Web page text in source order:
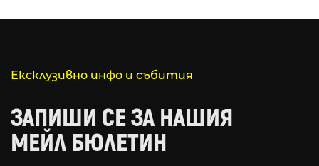
Ексклузивно инфо и събития
ЗАПИШИ СЕ ЗА НАШИЯ
МЕЙЛ БЮЛЕТИН